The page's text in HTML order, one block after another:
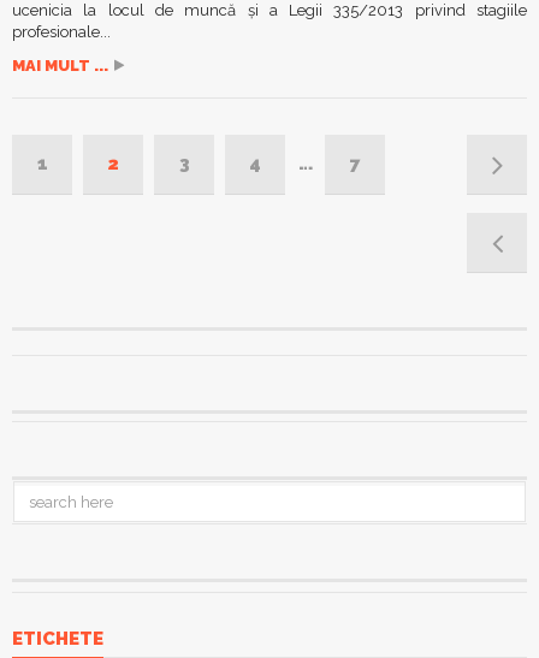
ucenicia la locul de muncă şi a Legii 335/2013 privind stagiile
profesionale...
MAI MULT ...
1 2 3 4 … 7
ETICHETE